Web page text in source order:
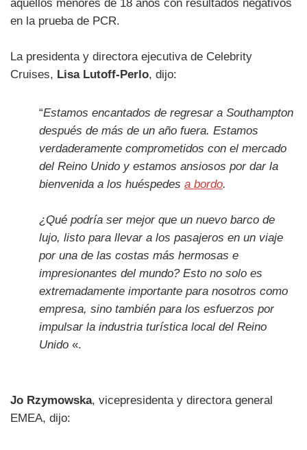
aquellos menores de 18 años con resultados negativos
en la prueba de PCR.
La presidenta y directora ejecutiva de Celebrity
Cruises, Lisa Lutoff-Perlo, dijo:
“Estamos encantados de regresar a Southampton
después de más de un año fuera. Estamos
verdaderamente comprometidos con el mercado
del Reino Unido y estamos ansiosos por dar la
bienvenida a los huéspedes a bordo.
¿Qué podría ser mejor que un nuevo barco de
lujo, listo para llevar a los pasajeros en un viaje
por una de las costas más hermosas e
impresionantes del mundo? Esto no solo es
extremadamente importante para nosotros como
empresa, sino también para los esfuerzos por
impulsar la industria turística local del Reino
Unido«.
Jo Rzymowska, vicepresidenta y directora general
EMEA, dijo: